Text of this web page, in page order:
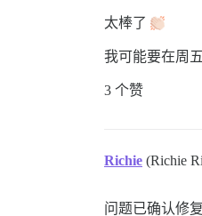
太棒了
我可能要在周
3 个赞
Richie (Richie
问题已确认修复